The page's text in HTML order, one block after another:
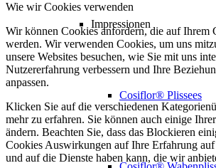
Impressionen
Cosiflor® Plissees
Wie wir Cookies verwenden
Wir können Cookies anfordern, die auf Ihrem
werden. Wir verwenden Cookies, um uns
unsere Websites besuchen, wie Sie mit uns
Nutzererfahrung verbessern und Ihre
anpassen.
Klicken Sie auf die verschiedenen
mehr zu erfahren. Sie können auch einige
ändern. Beachten Sie, dass das Blockieren
Cookies Auswirkungen auf Ihre Erfahrung auf
und auf die Dienste haben kann, die wir